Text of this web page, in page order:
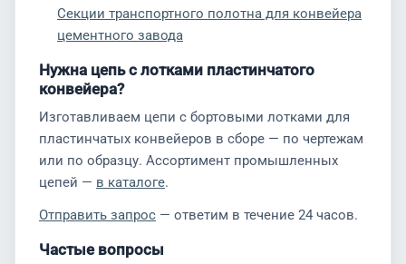
Секции транспортного полотна для конвейера
цементного завода
Нужна цепь с лотками пластинчатого
конвейера?
Изготавливаем цепи с бортовыми лотками для
пластинчатых конвейеров в сборе — по чертежам
или по образцу. Ассортимент промышленных
цепей — в каталоге.
Отправить запрос — ответим в течение 24 часов.
Частые вопросы